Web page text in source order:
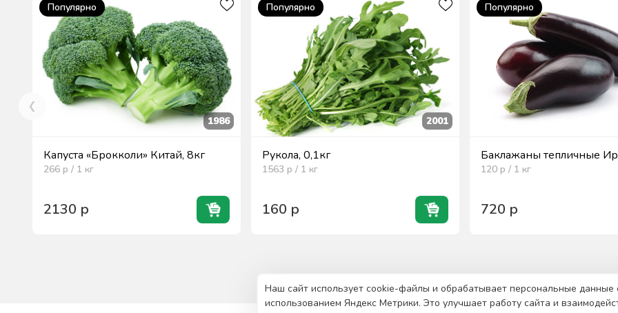
Популярно
1986
Капуста «Брокколи» Китай, 8кг
266 р / 1 кг
2130 р
Популярно
2001
Рукола, 0,1кг
1563 р / 1 кг
160 р
Популярно
Баклажаны тепличные
120 р / 1 кг
720 р
Наш сайт использует cookie-файлы и обрабатывает персональные данные
использованием Яндекс Метрики. Это улучшает работу сайта и